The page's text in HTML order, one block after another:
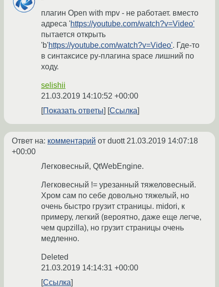
плагин Open with mpv - не работает. вместо
адреса 'https://youtube.com/watch?v=Video'
пытается открыть
'b'https://youtube.com/watch?v=Video'. Где-то
в синтаксисе py-плагина space лишний по
ходу.
selishii
21.03.2019 14:10:52 +00:00
Показать ответы
Ссылка
Ответ на: комментарий от duott21.03.2019 14:07:18
+00:00
Легковесный, QtWebEngine.
Легковесный != урезанный тяжеловесный.
Хром сам по себе довольно тяжелый, но
очень быстро грузит страницы. midori, к
примеру, легкий (вероятно, даже еще легче,
чем qupzilla), но грузит страницы очень
медленно.
Deleted
21.03.2019 14:14:31 +00:00
Ссылка